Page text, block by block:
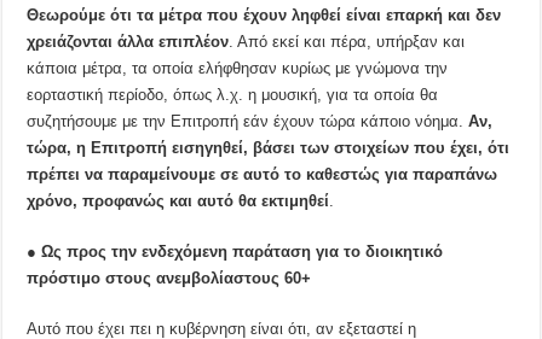
Θεωρούμε ότι τα μέτρα που έχουν ληφθεί είναι επαρκή και δεν
χρειάζονται άλλα επιπλέον . Από εκεί και πέρα, υπήρξαν και
κάποια μέτρα, τα οποία ελήφθησαν κυρίως με γνώμονα την
εορταστική περίοδο, όπως λ.χ. η μουσική, για τα οποία θα
συζητήσουμε με την Επιτροπή εάν έχουν τώρα κάποιο νόημα.Αν,
τώρα, η Επιτροπή εισηγηθεί, βάσει των στοιχείων που έχει, ότι
πρέπει να παραμείνουμε σε αυτό το καθεστώς για παραπάνω
χρόνο, προφανώς και αυτό θα εκτιμηθεί
● Ως προς την ενδεχόμενη παράταση για το διοικητικό
πρόστιμο στους ανεμβολίαστους 60+
Αυτό που έχει πει η κυβέρνηση είναι ότι, αν εξεταστεί η